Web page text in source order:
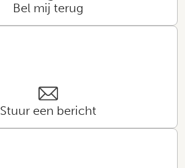
Bel mij terug
Stuur een bericht